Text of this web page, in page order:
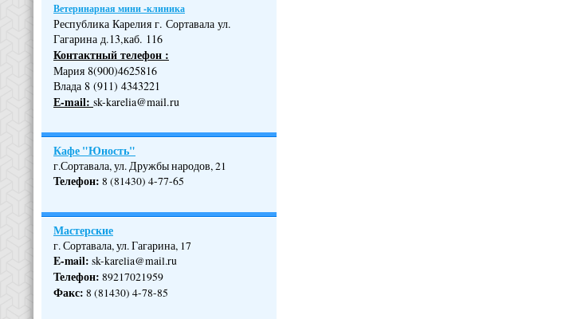
Ветеринарная мини -клиника
Республика Карелия г. Сортавала ул.
Гагарина д.13,каб. 116
Контактный телефон :
Мария 8(900)4625816
Влада 8 (911) 4343221
Е-mail: sk-karelia@mail.ru
Кафе "Юность"
г.Сортавала, ул. Дружбы народов, 21
Телефон: 8 (81430) 4-77-65
Мастерские
г. Сортавала, ул. Гагарина, 17
E-mail: sk-karelia@mail.ru
Телефон: 89217021959
Факс: 8 (81430) 4-78-85